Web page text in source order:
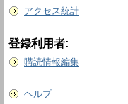
アクセス統計
登録利用者:
購読情報編集
ヘルプ